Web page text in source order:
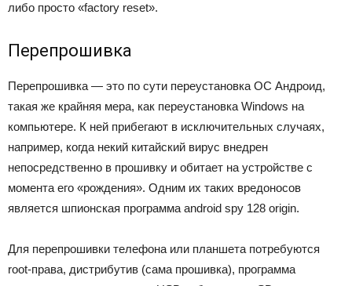
либо просто «factory reset».
Перепрошивка
Перепрошивка — это по сути переустановка ОС Андроид,
такая же крайняя мера, как переустановка Windows на
компьютере. К ней прибегают в исключительных случаях,
например, когда некий китайский вирус внедрен
непосредственно в прошивку и обитает на устройстве с
момента его «рождения». Одним их таких вредоносов
является шпионская программа android spy 128 origin.
Для перепрошивки телефона или планшета потребуются
root-права, дистрибутив (сама прошивка), программа